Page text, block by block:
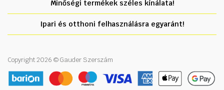
Minőségi termékek széles kínálata!
Ipari és otthoni felhasználásra egyaránt!
Copyright 2026 © Gauder Szerszám